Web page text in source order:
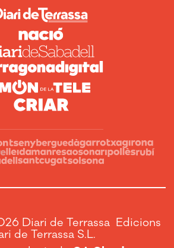
Diari de Terrassa Edicions
de Terrassa S.L.